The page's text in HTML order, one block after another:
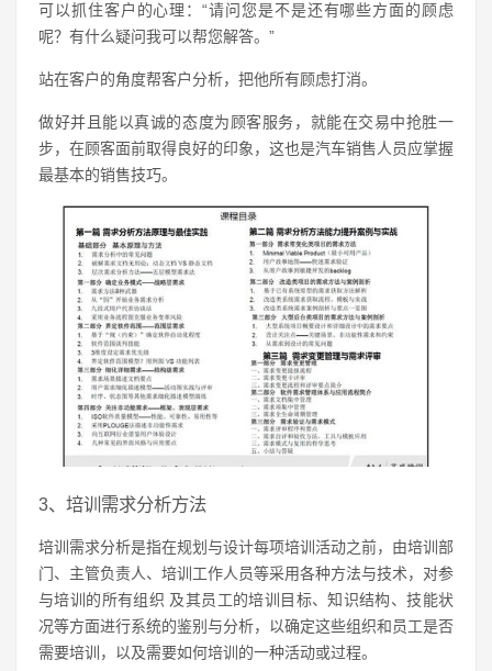
可以抓住客户的心理：“请问您是不是还有哪些方面的顾虑
呢？有什么疑问我可以帮您解答。”
站在客户的角度帮客户分析，把他所有顾虑打消。
做好并且能以真诚的态度为顾客服务，就能在交易中抢胜一
步，在顾客面前取得良好的印象，这也是汽车销售人员应掌握
最基本的销售技巧。
3、培训需求分析方法
培训需求分析是指在规划与设计每项培训活动之前，由培训部
门、主管负责人、培训工作人员等采用各种方法与技术，对参
与培训的所有组织 及其员工的培训目标、知识结构、技能状
况等方面进行系统的鉴别与分析，以确定这些组织和员工是否
需要培训，以及需要如何培训的一种活动或过程。